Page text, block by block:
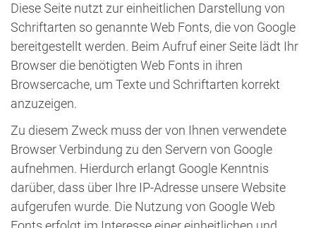
Diese Seite nutzt zur einheitlichen Darstellung von
Schriftarten so genannte Web Fonts, die von Google
bereitgestellt werden. Beim Aufruf einer Seite lädt Ihr
Browser die benötigten Web Fonts in ihren
Browsercache, um Texte und Schriftarten korrekt
anzuzeigen.
Zu diesem Zweck muss der von Ihnen verwendete
Browser Verbindung zu den Servern von Google
aufnehmen. Hierdurch erlangt Google Kenntnis
darüber, dass über Ihre IP-Adresse unsere Website
aufgerufen wurde. Die Nutzung von Google Web